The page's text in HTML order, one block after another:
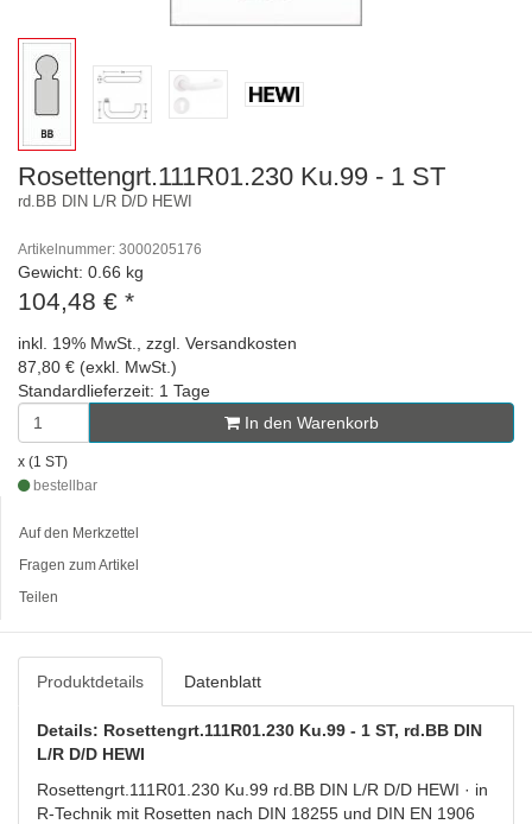
Rosettengrt.111R01.230 Ku.99 - 1 ST
rd.BB DIN L/R D/D HEWI
Artikelnummer: 3000205176
Gewicht: 0.66 kg
104,48 € *
inkl. 19% MwSt., zzgl. Versandkosten
87,80 € (exkl. MwSt.)
Standardlieferzeit: 1 Tage
In den Warenkorb
x (1 ST)
bestellbar
Auf den Merkzettel
Fragen zum Artikel
Teilen
Produktdetails Datenblatt
Details: Rosettengrt.111R01.230 Ku.99 - 1 ST, rd.BB DIN
L/R D/D HEWI
Rosettengrt.111R01.230 Ku.99 rd.BB DIN L/R D/D HEWI · in
R-Technik mit Rosetten nach DIN 18255 und DIN EN 1906